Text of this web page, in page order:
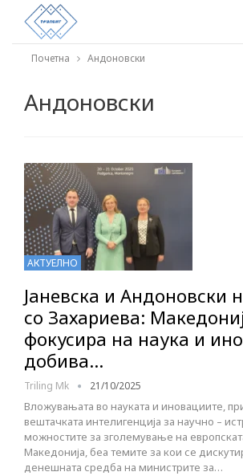
Почетна Андоновски
Андоновски
АКТУЕЛНО
Јаневска и Андоновски
со Захариева:
фокусира на наука и
добива…
Triling Mk 21/10/2025
Вложувањата во науката и иновациите,
вештачката интелигенција за научно –
можностите за зголемување на
Македонија, беа темите за кои се
денешната средба на министрите за…